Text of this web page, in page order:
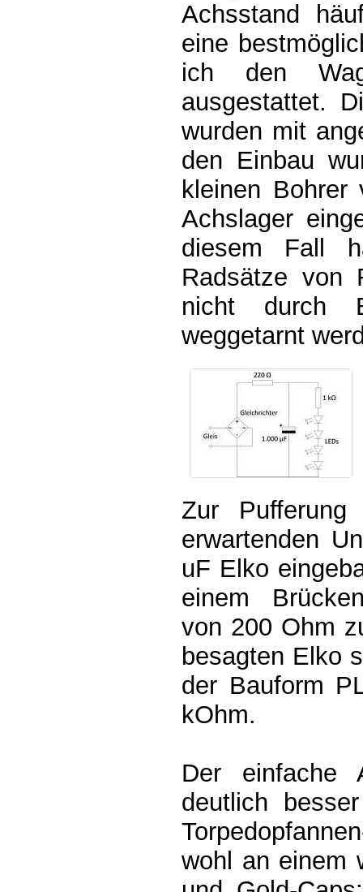
Achsstand
eine
ich den
ausgestattet.
wurden mit
den Einbau
kleinen Bohrer
Achslager
diesem Fall
Radsätze von
nicht durch
weggetarnt
Zur
erwartenden
uF Elko
einem
von 200 Ohm
besagten Elko
der Bauform
kOhm.
Der einfache
deutlich
wohl an einem